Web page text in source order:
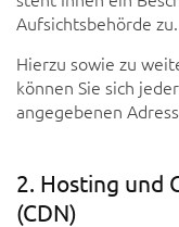
Aufsichtsbehörde zu.
Hierzu sowie zu
können Sie sich
angegebenen
2. Hosting und
(CDN)